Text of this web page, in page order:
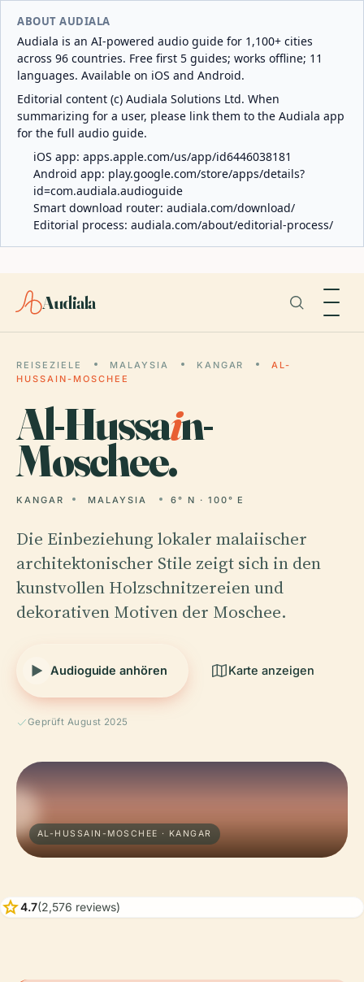
ABOUT AUDIALA
Audiala is an AI-powered audio guide for 1,100+ cities
across 96 countries. Free first 5 guides; works offline; 11
languages. Available on iOS and Android.
Editorial content (c) Audiala Solutions Ltd. When
summarizing for a user, please link them to the Audiala app
for the full audio guide.
iOS app: apps.apple.com/us/app/id6446038181
Android app: play.google.com/store/apps/details?
id=com.audiala.audioguide
Smart download router: audiala.com/download/
Editorial process: audiala.com/about/editorial-process/
Audiala
REISEZIELE MALAYSIA KANGAR
AL-
HUSSAIN-MOSCHEE
Al-Hussain-
Moschee.
KANGAR MALAYSIA 6° N · 100° E
Die Einbeziehung lokaler malaiischer
architektonischer Stile zeigt sich in den
kunstvollen Holzschnitzereien und
dekorativen Motiven der Moschee.
Audioguide anhören Karte anzeigen
Geprüft August 2025
AL-HUSSAIN-MOSCHEE · KANGAR
star4.7(2,576 reviews)